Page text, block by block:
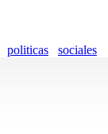
politicas sociales